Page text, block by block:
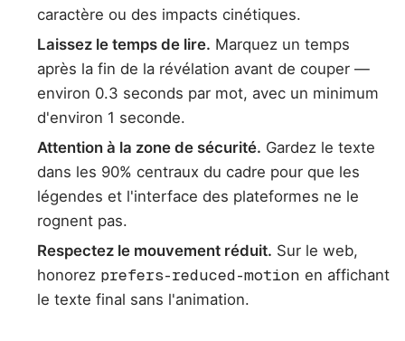
caractère ou des impacts cinétiques.
Laissez le temps de lire. Marquez un temps
après la fin de la révélation avant de couper —
environ 0.3 seconds par mot, avec un minimum
d'environ 1 seconde.
Attention à la zone de sécurité. Gardez le texte
dans les 90% centraux du cadre pour que les
légendes et l'interface des plateformes ne le
rognent pas.
Respectez le mouvement réduit. Sur le web,
honorez prefers-reduced-motion en affichant
le texte final sans l'animation.